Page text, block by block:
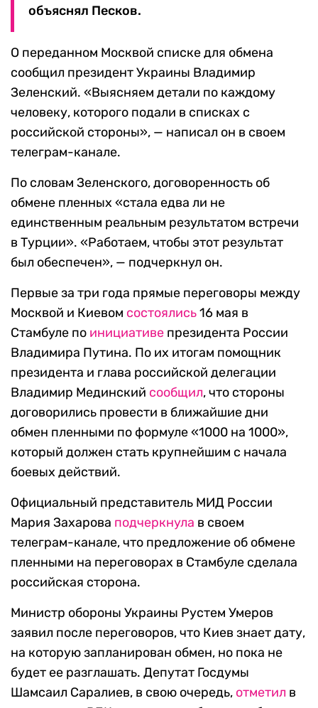
объяснял Песков.
О переданном Москвой списке для обмена
сообщил президент Украины Владимир
Зеленский. «Выясняем детали по каждому
человеку, которого подали в списках с
российской стороны», — написал он в своем
телеграм-канале.
По словам Зеленского, договоренность об
обмене пленных «стала едва ли не
единственным реальным результатом встречи
в Турции». «Работаем, чтобы этот результат
был обеспечен», — подчеркнул он.
Первые за три года прямые переговоры между
Москвой и Киевом состоялись16 мая в
Стамбуле по инициативе президента России
Владимира Путина. По их итогам помощник
президента и глава российской делегации
Владимир Мединский сообщил, что стороны
договорились провести в ближайшие дни
обмен пленными по формуле «1000 на 1000»,
который должен стать крупнейшим с начала
боевых действий.
Официальный представитель МИД России
Мария Захарова подчеркнула в своем
телеграм-канале, что предложение об обмене
пленными на переговорах в Стамбуле сделала
российская сторона.
Министр обороны Украины Рустем Умеров
заявил после переговоров, что Киев знает дату,
на которую запланирован обмен, но пока не
будет ее разглашать. Депутат Госдумы
Шамсаил Саралиев, в свою очередь, отметил в